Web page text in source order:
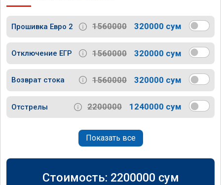
Прошивка Евро 2 1560000 320000 сум
Отключение ЕГР 1560000 320000 сум
Возврат стока 1560000 320000 сум
Отстрелы 2200000 1240000 сум
Показать все
Стоимость: 2200000 сум